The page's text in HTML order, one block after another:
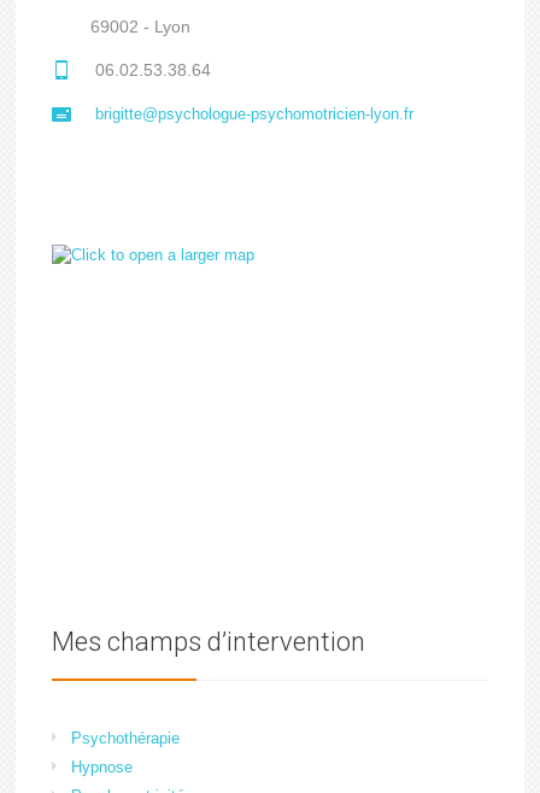
69002 - Lyon
06.02.53.38.64
brigitte@psychologue-psychomotricien-lyon.fr
Mes champs d’intervention
Psychothérapie
Hypnose